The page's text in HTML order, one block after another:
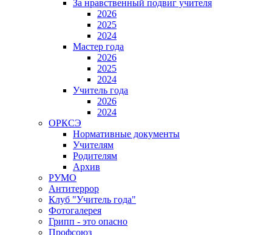
За нравственный подвиг учителя
2026
2025
2024
Мастер года
2026
2025
2024
Учитель года
2026
2024
ОРКСЭ
Нормативные документы
Учителям
Родителям
Архив
РУМО
Антитеррор
Клуб "Учитель года"
Фотогалерея
Грипп - это опасно
Профсоюз